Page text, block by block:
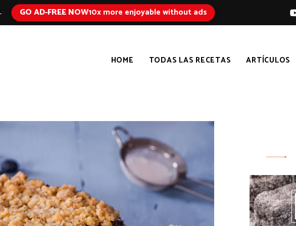
GO AD-FREE NOW10x more enjoyable without ads
HOME TODAS LAS RECETAS ARTÍCULOS